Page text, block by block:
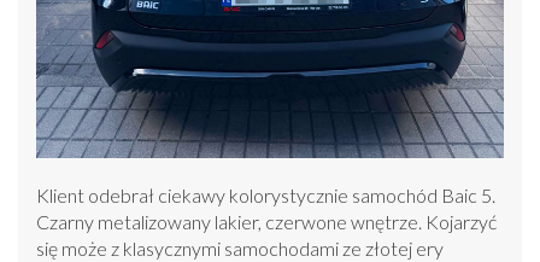
Klient odebrał ciekawy kolorystycznie samochód Baic 5.
Czarny metalizowany lakier, czerwone wnętrze. Kojarzyć
się może z klasycznymi samochodami ze złotej ery